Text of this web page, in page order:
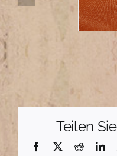
Teilen
Facebook
X Reddit